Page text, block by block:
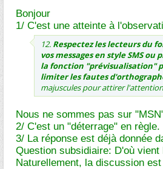
Bonjour
1/ C'est une atteinte à
12. Respectez les lecteurs du
vos messages en style SMS
la fonction "prévisualisation"
limiter les fautes
majuscules pour attirer
Nous ne sommes pas sur
2/ C'est un "déterrage" en règle.
3/ La réponse est déjà donnée
Question subsidiaire: D'où vient
Naturellement, la discussion